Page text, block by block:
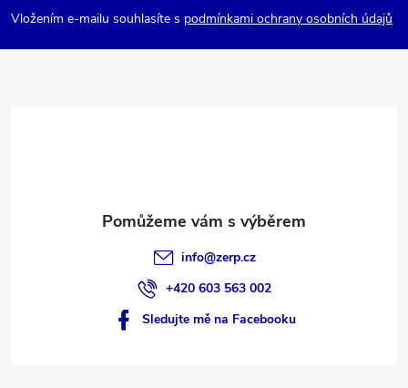
p
a
Vložením e-mailu souhlasíte s podmínkami ochrany osobních údajů
info@zerp.cz
+420 603 563 002
Sledujte mě na Facebooku